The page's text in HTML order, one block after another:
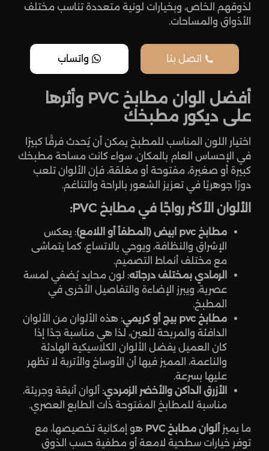
لذوقهم الخاص، وبخيارات لونية متعددة تناسب مختلف
الأذواق والمساحات.
اتصل بنا واتساب
أفضل الوان مطابخ PVC وأثرها
على ديكور مطبخك
اختيار اللون المناسب للمطبخ يمكن أن يُحدث فرقًا كبيرًا
في الإحساس العام بالمكان. سواء كانت مساحة مطبخك
كبيرة أو صغيرة، مفتوحة أو مغلقة، فإن الألوان تلعب
دورًا جوهريًا في تعزيز الشعور بالراحة والتناغم.
الألوان الأكثر رواجًا في مطابخ PVC:
مطابخ pvc ابيض (المطفأ أو اللامع): يعكس
الإشراق والنظافة، ويوحي بالاتساع، كما يتماشى
مع مختلف أنماط التصميم.
الرمادي بمختلف درجاته: لون محايد يُضفي لمسة
عصرية، ويبرز الإضاءة والتفاصيل الأخرى في
المطبخ.
مطابخ pvc بيج أو كريمي
: هذه الألوان من الألوان
الدافئة والمريحة للعين، لذا هي مناسبة جدًا إذا
كان العميل يفضل الألوان الكلاسيكية الهادئة
والناعمة، المميز فيها أن الأوساخ والأتربة لا تظهر
عليها بسرعة.
الأزرق الداكن والأخضر الزمردي: ألوان أنيقة وجريئة،
مناسبة للمطابخ المفتوحة ذات الطابع العصري.
ما يميز ألوان مطابخ PVC
هو إمكانية تخصيصها، مع
توفر خيارات سطحية لامعة أو مطفية حسب الذوق